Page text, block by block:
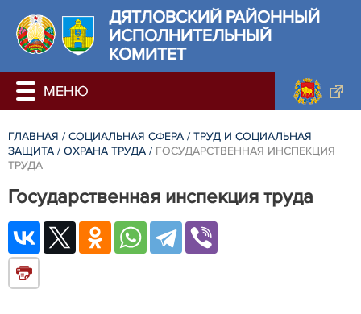
ДЯТЛОВСКИЙ РАЙОННЫЙ
ИСПОЛНИТЕЛЬНЫЙ
КОМИТЕТ
ГЛАВНАЯ / СОЦИАЛЬНАЯ СФЕРА / ТРУД И СОЦИАЛЬНАЯ
ЗАЩИТА / ОХРАНА ТРУДА / ГОСУДАРСТВЕННАЯ ИНСПЕКЦИЯ
ТРУДА
Государственная инспекция труда